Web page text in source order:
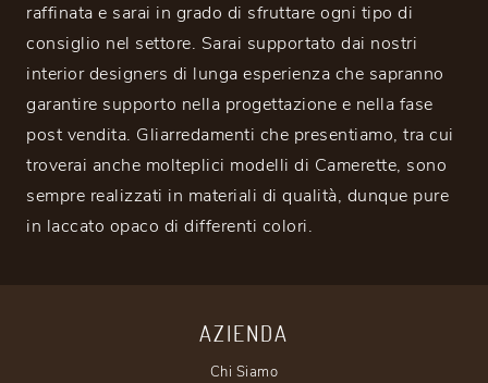
raffinata e sarai in grado di sfruttare ogni tipo di
consiglio nel settore. Sarai supportato dai nostri
interior designers di lunga esperienza che sapranno
garantire supporto nella progettazione e nella fase
post vendita. Gliarredamenti che presentiamo, tra cui
troverai anche molteplici modelli di Camerette, sono
sempre realizzati in materiali di qualità, dunque pure
in laccato opaco di differenti colori.
AZIENDA
Chi Siamo